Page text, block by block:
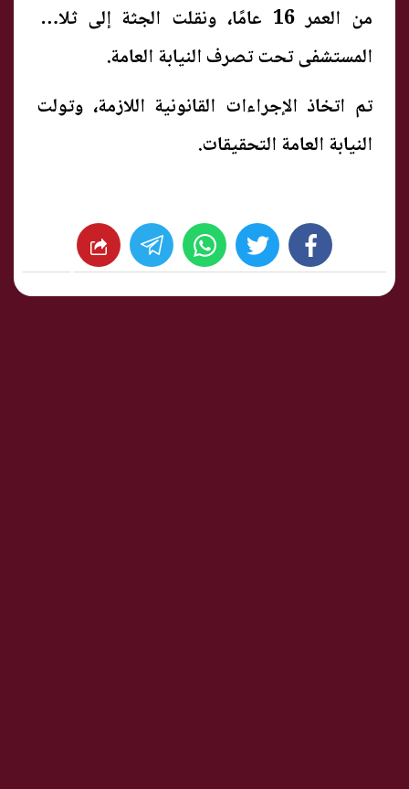
من العمر 16 عامًا، ونقلت الجثة إلى ثلاجة
المستشفى تحت تصرف النيابة العامة.
تم اتخاذ الإجراءات القانونية اللازمة، وتولت
النيابة العامة التحقيقات.
facebook
twitter
whats شارك